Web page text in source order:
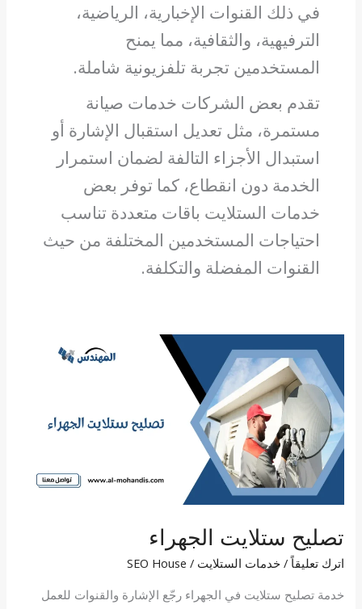
في ذلك القنوات الإخبارية، الرياضية،
الترفيهية، والثقافية، مما يمنح
المستخدمين تجربة تلفزيونية شاملة.
تقدم بعض الشركات خدمات صيانة
مستمرة، مثل تعديل استقبال الإشارة أو
استبدال الأجزاء التالفة لضمان استمرار
الخدمة دون انقطاع، كما توفر بعض
خدمات الستلايت باقات متعددة تناسب
احتياجات المستخدمين المختلفة من حيث
القنوات المفضلة والتكلفة.
تصليح ستلايت الجهراء
اترك تعليقاً /خدمات الستلايت /
SEO House
خدمة تصليح ستلايت في الجهراء رجّع الإشارة والقنوات للعمل
ستلايت
الجهراء